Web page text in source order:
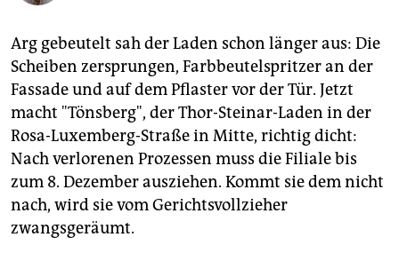
abo
genossenschaft
epaper login
Arg gebeutelt sah der Laden schon länger aus: Die
Scheiben zersprungen, Farbbeutelspritzer an der
Fassade und auf dem Pflaster vor der Tür. Jetzt
macht "Tönsberg", der Thor-Steinar-Laden in der
Rosa-Luxemberg-Straße in Mitte, richtig dicht:
Nach verlorenen Prozessen muss die Filiale bis
zum 8. Dezember ausziehen. Kommt sie dem nicht
nach, wird sie vom Gerichtsvollzieher
zwangsgeräumt.